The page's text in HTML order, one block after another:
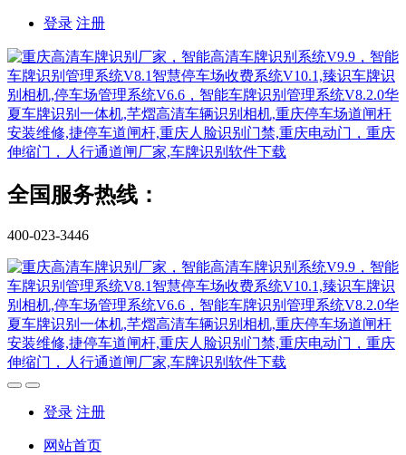
登录 注册
全国服务热线：
400-023-3446
登录 注册
网站首页